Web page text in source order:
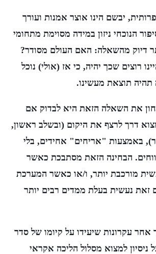
יבשם הינו אוצר אמנות ועורך
הנוכחי ניזון במידה מסוימת מתחומי
דיוק מהשאלה: האם העולם מסודר?
רוצים שכך יהיה, כי אז (אולי) נוכל
תהיה תוצאת מעשינו.
את השאלה הזאת היא לבדוק אם
דרך לרצף את היקום (ובשלב ראשון,
באמצעות "אריחים" אחידים, בלי
רווחים. הבחינה הזאת מסתבכת כאשר
מורכבת יותר, ו/או כאשר המערכת
זאת נעשית בעלת ממדים רבים יותר
אחר עקרונות שיעידו על קיומו של סדר
ניסיון למצוא מסלול הליכה אקראי